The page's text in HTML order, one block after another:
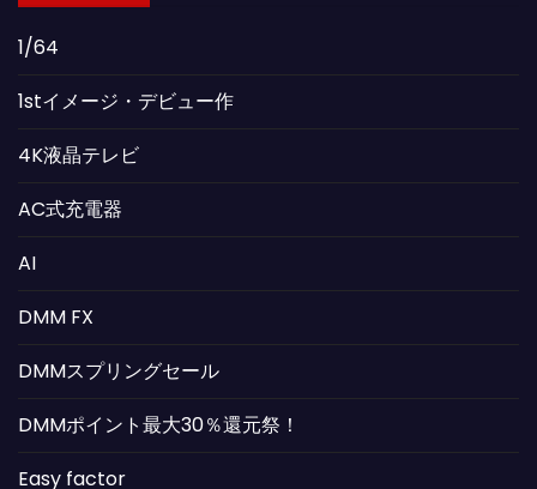
1/64
1stイメージ・デビュー作
4K液晶テレビ
AC式充電器
AI
DMM FX
DMMスプリングセール
DMMポイント最大30％還元祭！
Easy factor